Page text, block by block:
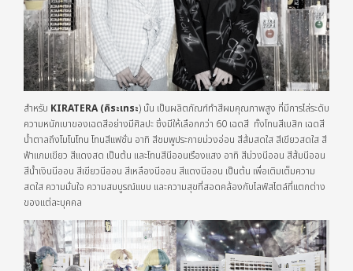
สำหรับ KIRATERA (คิระเทระ) นั้น เป็นผลิตภัณฑ์ทำสีผมคุณภาพสูง ที่มีการไล่ระดับ
ความหนักเบาของเฉดสีอย่างมีศิลปะ ซึ่งมีให้เลือกกว่า 60 เฉดสี ทั้งโทนสีเบสิก เฉดสี
น้ำตาลถึงโมโนโทน โทนสีแฟชั่น อาทิ สีชมพูประกายม่วงอ่อน สีส้มสดใส สีเขียวสดใส สี
ฟ้าแกมเขียว สีแดงสด เป็นต้น และโทนสีนีออนเรืองแสง อาทิ สีม่วงนีออน สีส้มนีออน
สีน้ำเงินนีออน สีเขียวนีออน สีเหลืองนีออน สีแดงนีออน เป็นต้น เพื่อเติมเต็มความ
สดใส ความมั่นใจ ความสมบูรณ์แบบ และความสุขที่สอดคล้องกับไลฟ์สไตล์ที่แตกต่าง
ของแต่ละบุคคล